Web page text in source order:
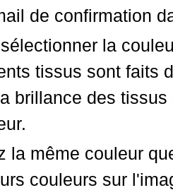
de confirmation
la
tissus sont faits
brillance des
la même couleur
couleurs sur